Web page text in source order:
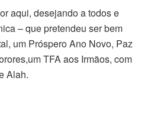
aqui, desejando a todos e
– que pretendeu ser bem
um Próspero Ano Novo, Paz
TFA aos Irmãos, com
Alah.